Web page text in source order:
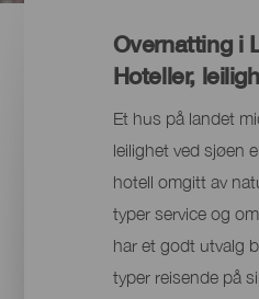
Overnatting i
Hoteller,
Et hus på landet
leilighet ved sjøen
hotell omgitt av
typer service og
har et godt utvalg
typer reisende på